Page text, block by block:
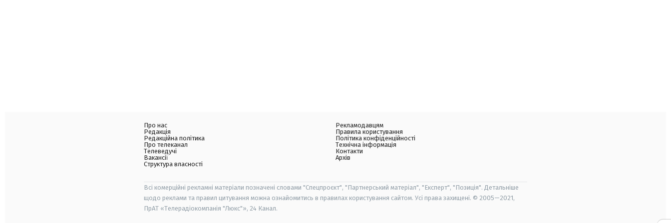
Про нас
Редакція
Редакційна політика
Про телеканал
Телеведучі
Вакансії
Структура власності
Рекламодавцям
Правила користування
Політика конфіденційності
Технічна інформація
Контакти
Архів
Всі комерційні рекламні матеріали позначені словами "Спецпроєкт", "Партнерський матеріал", "Експерт", "Позиція". Детальніше
щодо реклами та правил цитування можна ознайомитись в правилах користування сайтом. Усі права захищені. © 2005—2021,
ПрАТ «Телерадіокомпанія "Люкс"», 24 Канал.